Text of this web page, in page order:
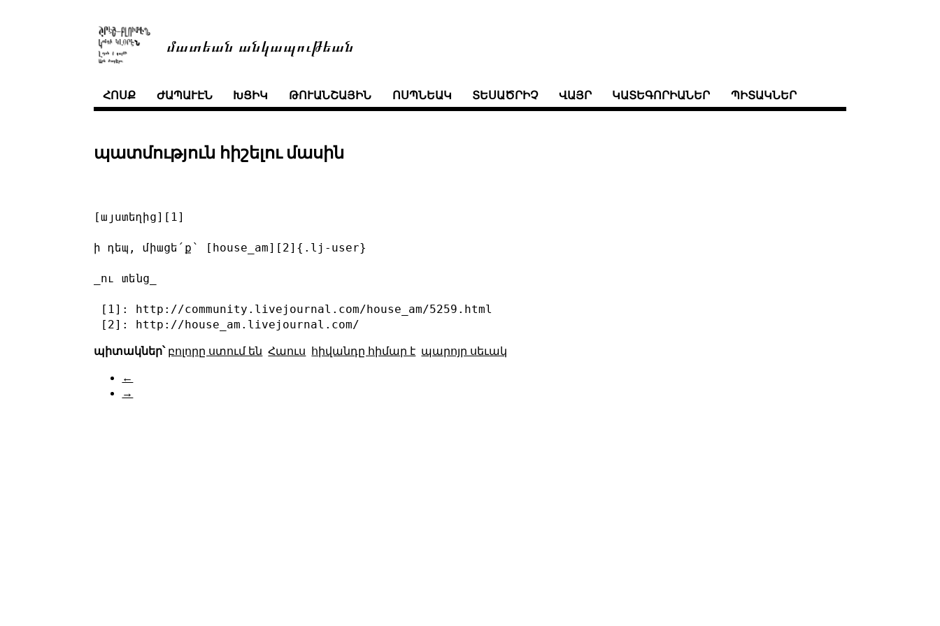
մատեան անկապութեան
ՀՈՍՔ ԺԱՊԱՒԷՆ ԽՑԻԿ ԹՈՒԱՆՇԱՅԻՆ ՈՍՊՆԵԱԿ ՏԵՍԱԾՐԻՉ ՎԱՅՐ ԿԱՏԵԳՈՐԻԱՆԵՐ ՊԻՏԱԿՆԵՐ
պատմություն հիշելու մասին
[այստեղից][1]
ի դեպ, միացե՛ք՝ [house_am][2]{.lj-user}
_ու տենց_
[1]: http://community.livejournal.com/house_am/5259.html
[2]: http://house_am.livejournal.com/
պիտակներ՝ բոլորը ստում են Հաուս հիվանդը հիմար է պարոյր սեւակ
←
→